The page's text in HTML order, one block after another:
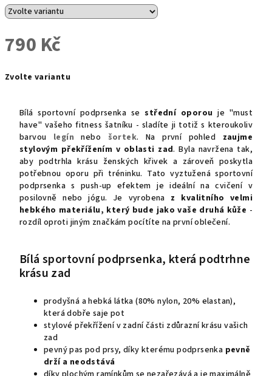
790 Kč
cena:
Zvolte variantu
Bílá sportovní podprsenka sestřední oporou je "must
have" vašeho fitness šatníku - sladíte ji totiž s kteroukoliv
barvou legín nebo šortek. Na první pohled zaujme
stylovým překřížením v oblasti zad. Byla navržena tak,
aby podtrhla krásu ženských křivek a zároveň poskytla
potřebnou oporu při tréninku. Tato vyztužená sportovní
podprsenka s push-up efektem je ideální na cvičení v
posilovně nebo jógu. Je vyrobena z kvalitního velmi
hebkého materiálu, který bude jako vaše druhá kůže -
rozdíl oproti jiným značkám pocítíte na první oblečení.
Bílá sportovní podprsenka, která podtrhne
krásu zad
prodyšná a hebká látka (80% nylon, 20% elastan),
která dobře saje pot
stylové překřížení v zadní části zdůrazní krásu vašich
zad
pevný pas pod prsy, díky kterému podprsenka pevně
drží a neodstává